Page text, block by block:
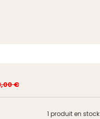
€
1 produit en stock